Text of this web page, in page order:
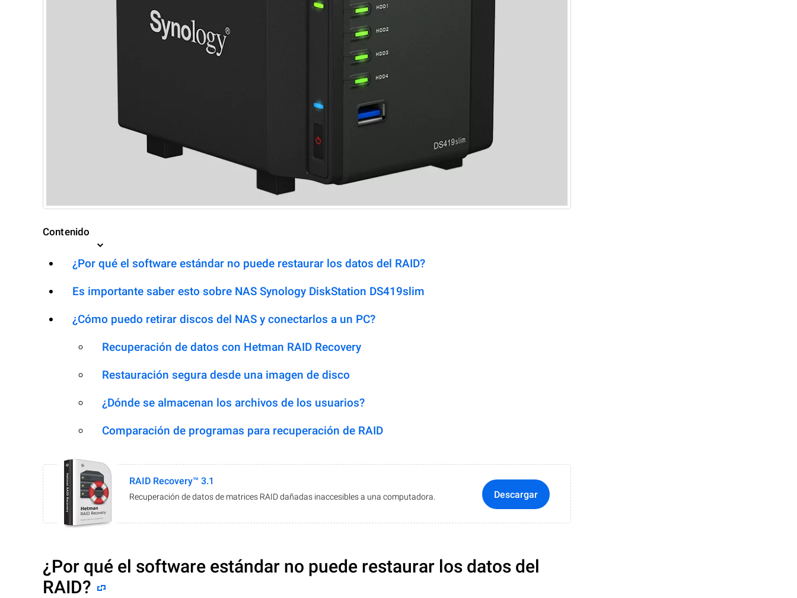
Contenido
¿Por qué el software estándar no puede restaurar los datos del RAID?
Es importante saber esto sobre NAS Synology DiskStation DS419slim
¿Cómo puedo retirar discos del NAS y conectarlos a un PC?
Recuperación de datos con Hetman RAID Recovery
Restauración segura desde una imagen de disco
¿Dónde se almacenan los archivos de los usuarios?
Comparación de programas para recuperación de RAID
RAID Recovery™ 3.1
Recuperación de datos de matrices RAID dañadas inaccesibles a una computadora. Descargar
¿Por qué el software estándar no puede restaurar los datos del
RAID?